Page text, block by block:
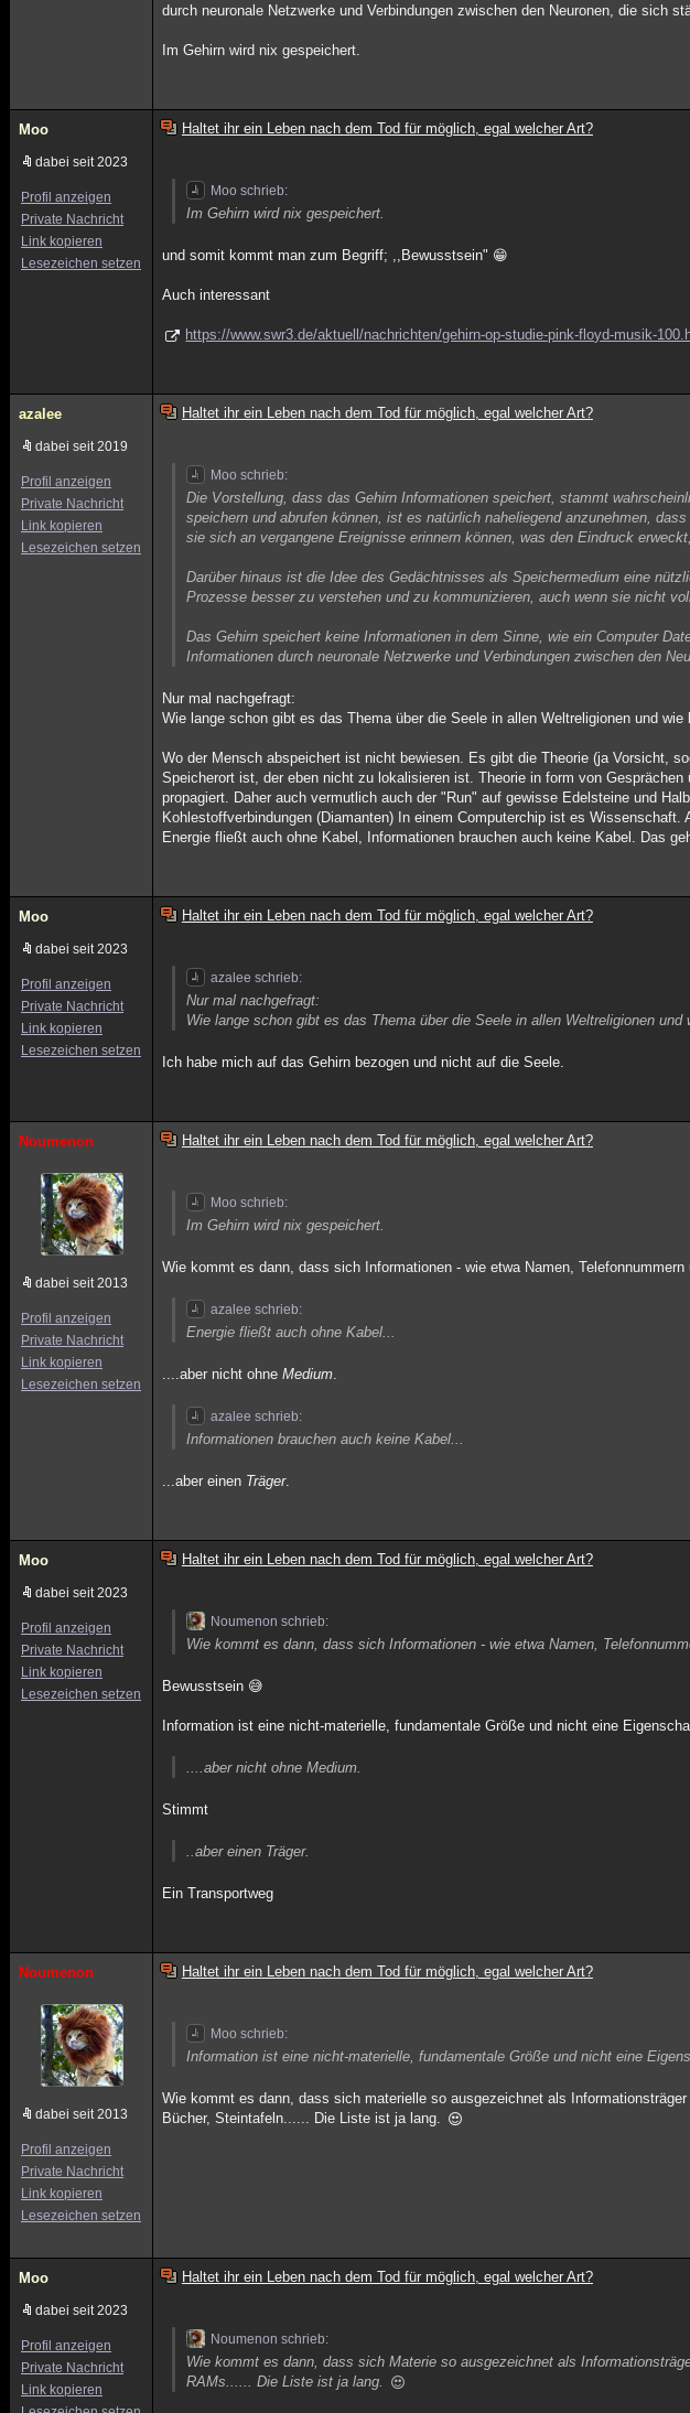
durch neuronale Netzwerke und Verbindungen zwischen den Neuronen, die sich
Im Gehirn wird nix gespeichert.
Moo
dabei seit 2023
Profil anzeigen
Private Nachricht
Link kopieren
Lesezeichen setzen
Haltet ihr ein Leben nach dem Tod für möglich, egal welcher Art?
Moo schrieb:
Im Gehirn wird nix gespeichert.
und somit kommt man zum Begriff; ,,Bewusstsein" 😁
Auch interessant
https://www.swr3.de/aktuell/nachrichten/gehirn-op-studie-pink-floyd-musik-
azalee
dabei seit 2019
Profil anzeigen
Private Nachricht
Link kopieren
Lesezeichen setzen
Haltet ihr ein Leben nach dem Tod für möglich, egal welcher Art?
Moo schrieb:
Die Vorstellung, dass das Gehirn Informationen speichert, stammt
speichern und abrufen können, ist es natürlich naheliegend anzunehmen,
sie sich an vergangene Ereignisse erinnern können, was den Eindruck
Darüber hinaus ist die Idee des Gedächtnisses als Speichermedium eine
Prozesse besser zu verstehen und zu kommunizieren, auch wenn sie nicht
Das Gehirn speichert keine Informationen in dem Sinne, wie ein Computer
Informationen durch neuronale Netzwerke und Verbindungen zwischen den
Nur mal nachgefragt:
Wie lange schon gibt es das Thema über die Seele in allen Weltreligionen und wie
Wo der Mensch abspeichert ist nicht bewiesen. Es gibt die Theorie (ja Vorsicht,
Speicherort ist, der eben nicht zu lokalisieren ist. Theorie in form von
propagiert. Daher auch vermutlich auch der "Run" auf gewisse Edelsteine und
Kohlestoffverbindungen (Diamanten) In einem Computerchip ist es
Energie fließt auch ohne Kabel, Informationen brauchen auch keine Kabel. Das
Moo
dabei seit 2023
Profil anzeigen
Private Nachricht
Link kopieren
Lesezeichen setzen
Haltet ihr ein Leben nach dem Tod für möglich, egal welcher Art?
azalee schrieb:
Nur mal nachgefragt:
Wie lange schon gibt es das Thema über die Seele in allen Weltreligionen und
Ich habe mich auf das Gehirn bezogen und nicht auf die Seele.
Noumenon
dabei seit 2013
Profil anzeigen
Private Nachricht
Link kopieren
Lesezeichen setzen
Haltet ihr ein Leben nach dem Tod für möglich, egal welcher Art?
Moo schrieb:
Im Gehirn wird nix gespeichert.
Wie kommt es dann, dass sich Informationen - wie etwa Namen,
azalee schrieb:
Energie fließt auch ohne Kabel...
....aber nicht ohneMedium.
azalee schrieb:
Informationen brauchen auch keine Kabel...
...aber einen Träger.
Moo
dabei seit 2023
Profil anzeigen
Private Nachricht
Link kopieren
Lesezeichen setzen
Haltet ihr ein Leben nach dem Tod für möglich, egal welcher Art?
Noumenon schrieb:
Wie kommt es dann, dass sich Informationen - wie etwa Namen,
Bewusstsein 😅
Information ist eine nicht-materielle, fundamentale Größe und nicht eine
....aber nicht ohne Medium.
Stimmt
..aber einen Träger.
Ein Transportweg
Noumenon
dabei seit 2013
Profil anzeigen
Private Nachricht
Link kopieren
Lesezeichen setzen
Haltet ihr ein Leben nach dem Tod für möglich, egal welcher Art?
Moo schrieb:
Information ist eine nicht-materielle, fundamentale Größe und nicht eine
Wie kommt es dann, dass sich materielle so ausgezeichnet als
Bücher, Steintafeln...... Die Liste ist ja lang.
Moo
dabei seit 2023
Profil anzeigen
Private Nachricht
Link kopieren
Haltet ihr ein Leben nach dem Tod für möglich, egal welcher Art?
Noumenon schrieb:
Wie kommt es dann, dass sich Materie so ausgezeichnet als
RAMs...... Die Liste ist ja lang.